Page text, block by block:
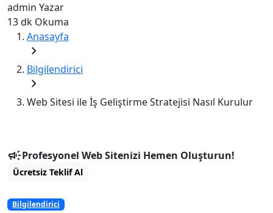
admin Yazar
13 dk Okuma
Anasayfa
chevron_right
Bilgilendirici
chevron_right
Web Sitesi ile İş Geliştirme Stratejisi Nasıl Kurulur
campaignProfesyonel Web Sitenizi Hemen Oluşturun!
Ücretsiz Teklif Al
Bilgilendirici